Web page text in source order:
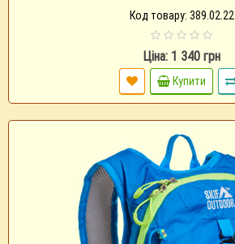
Код товару: 389.02.22
Ціна: 1 340 грн
Купити